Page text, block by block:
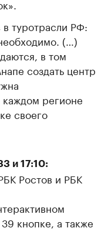
туротрасли РФ:
(…)
в том
создать центр
регионе
своего
и 17:10:
Ростов и РБК
кнопке, а также